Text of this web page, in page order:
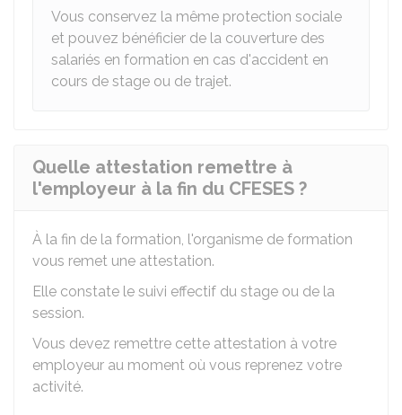
Vous conservez la même protection sociale
et pouvez bénéficier de la couverture des
salariés en formation en cas d'accident en
cours de stage ou de trajet.
Quelle attestation remettre à
l'employeur à la fin du CFESES ?
À la fin de la formation, l'organisme de formation
vous remet une attestation.
Elle constate le suivi effectif du stage ou de la
session.
Vous devez remettre cette attestation à votre
employeur au moment où vous reprenez votre
activité.